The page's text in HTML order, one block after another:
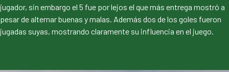
jugador, sin embargo el 5 fue por lejos el que más entrega mostró a
pesar de alternar buenas y malas. Además dos de los goles fueron
jugadas suyas, mostrando claramente su influencia en el juego.